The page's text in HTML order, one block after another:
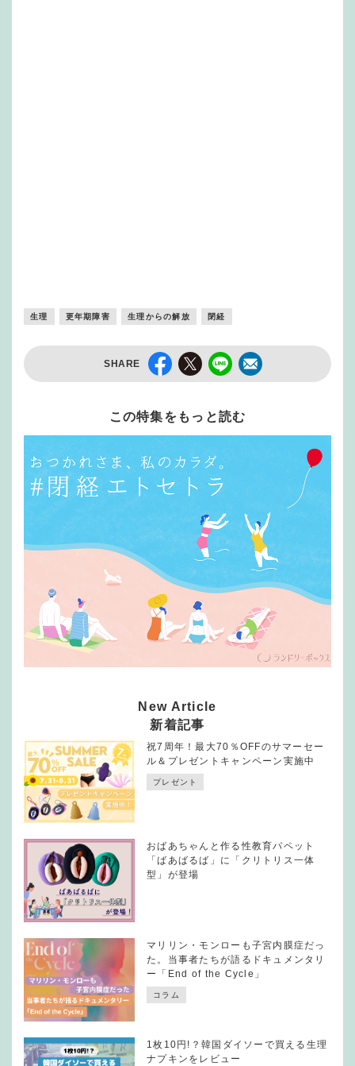
生理 更年期障害 生理からの解放 閉経
SHARE
この特集をもっと読む
New Article
新着記事
祝7周年！最大70％OFFのサマーセー
ル＆プレゼントキャンペーン実施中
プレゼント
おばあちゃんと作る性教育パペット
「ばあばるば」に「クリトリス一体
型」が登場
マリリン・モンローも子宮内膜症だっ
た。当事者たちが語るドキュメンタリ
ー「End of the Cycle」
コラム
1枚10円!？韓国ダイソーで買える生理
ナプキンをレビュー